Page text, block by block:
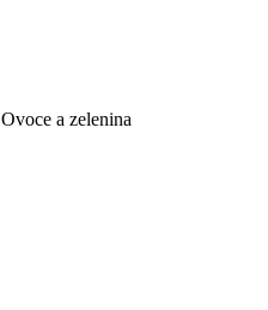
Ovoce a zelenina